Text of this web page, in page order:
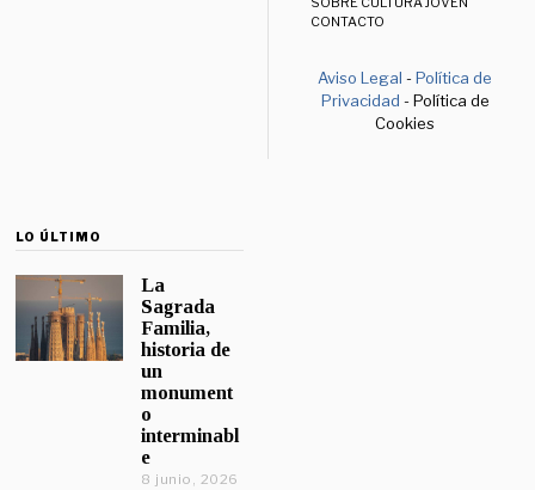
CONTACTO
Aviso Legal -Política de
Privacidad - Política de
Cookies
LO ÚLTIMO
La
Sagrada
Familia,
historia de
un
monument
o
interminabl
e
8 junio, 2026